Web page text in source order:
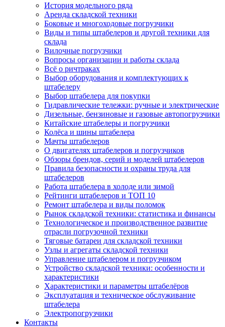
История модельного ряда
Аренда складской техники
Боковые и многоходовые погрузчики
Виды и типы штабелеров и другой техники для
склада
Вилочные погрузчики
Вопросы организации и работы склада
Всё о ричтраках
Выбор оборудования и комплектующих к
штабелеру
Выбор штабелера для покупки
Гидравлические тележки: ручные и электрические
Дизельные, бензиновые и газовые автопогрузчики
Китайские штабелеры и погрузчики
Колёса и шины штабелера
Мачты штабелеров
О двигателях штабелеров и погрузчиков
Обзоры брендов, серий и моделей штабелеров
Правила безопасности и охраны труда для
штабелеров
Работа штабелера в холоде или зимой
Рейтинги штабелеров и ТОП 10
Ремонт штабелера и виды поломок
Рынок складской техники: статистика и финансы
Технологическое и производственное развитие
отрасли погрузочной техники
Тяговые батареи для складской техники
Узлы и агрегаты складской техники
Управление штабелером и погрузчиком
Устройство складской техники: особенности и
характеристики
Характеристики и параметры штабелёров
Эксплуатация и техническое обслуживание
штабелера
Электропогрузчики
Контакты